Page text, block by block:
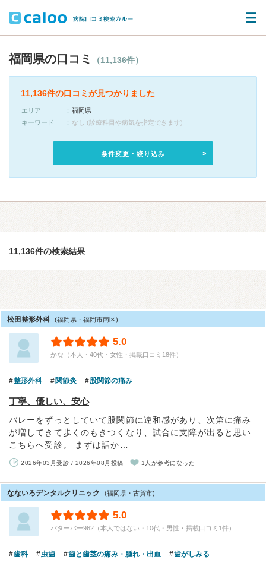
福岡県の口コミ （11,136件）
11,136件の口コミが見つかりました
エリア
福岡県
キーワード
なし (診療科目や病気を指定できます)
条件変更・絞り込み
11,136件の検索結果
松田整形外科 (福岡県・福岡市南区)
5.0
かな（本人・40代・女性・掲載口コミ18件）
整形外科 関節炎 股関節の痛み
丁寧、優しい、安心
バレーをずっとしていて股関節に違和感があり、次第に痛み
が増してきて歩くのもきつくなり、試合に支障が出ると思い
こちらへ受診。 まずは話か…
2026年03月受診 / 2026年08月投稿 1人が参考になった
なないろデンタルクリニック (福岡県・古賀市)
5.0
バターバー962（本人ではない・10代・男性・掲載口コミ1件）
歯科 虫歯 歯と歯茎の痛み・腫れ・出血 歯がしみる